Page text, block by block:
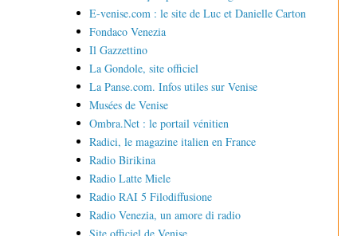
E-venise.com : le site de Luc et Danielle Carton
Fondaco Venezia
Il Gazzettino
La Gondole, site officiel
La Panse.com. Infos utiles sur Venise
Musées de Venise
Ombra.Net : le portail vénitien
Radici, le magazine italien en France
Radio Birikina
Radio Latte Miele
Radio RAI 5 Filodiffusione
Radio Venezia, un amore di radio